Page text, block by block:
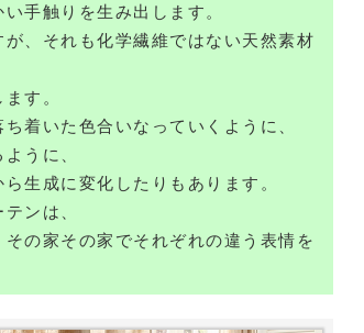
手触りを生み出します。
、それも化学繊維ではない天然素材
す。
着いた色合いなっていくように、
うに、
生成に変化したりもあります。
ンは、
の家その家でそれぞれの違う表情を